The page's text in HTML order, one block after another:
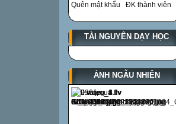
Quên mật khẩu ĐK thành viên
TÀI NGUYÊN DẠY HỌC
ẢNH NGẪU NHIÊN